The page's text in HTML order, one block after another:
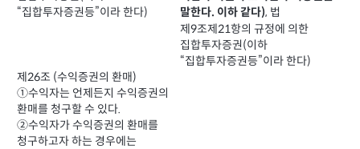
“집합투자증권등”이라 한다)
말한다. 이하 같다), 법
제9조제21항의 규정에 의한
집합투자증권(이하
“집합투자증권등”이라 한다)
제26조 (수익증권의 환매)
①수익자는 언제든지 수익증권의
환매를 청구할 수 있다.
②수익자가 수익증권의 환매를
청구하고자 하는 경우에는